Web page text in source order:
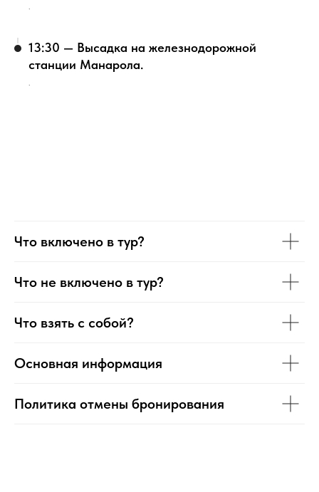
.
13:30 — Высадка на железнодорожной
станции Манарола.
.
Что включено в тур?
Что не включено в тур?
Что взять с собой?
Основная информация
Политика отмены бронирования